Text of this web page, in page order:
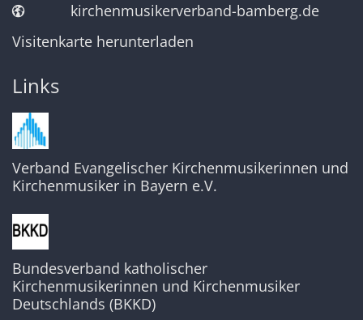
kirchenmusikerverband-bamberg.de
Visitenkarte herunterladen
Links
Verband Evangelischer Kirchenmusikerinnen und
Kirchenmusiker in Bayern e.V.
Bundesverband katholischer
Kirchenmusikerinnen und Kirchenmusiker
Deutschlands (BKKD)